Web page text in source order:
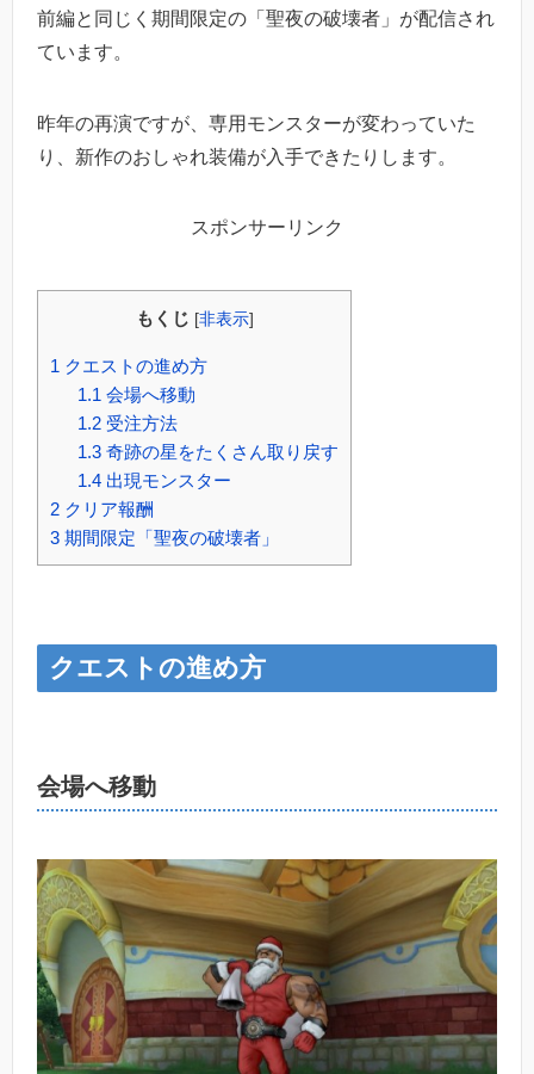
前編と同じく期間限定の「聖夜の破壊者」が配信され
ています。
昨年の再演ですが、専用モンスターが変わっていた
り、新作のおしゃれ装備が入手できたりします。
スポンサーリンク
もくじ [非表示]
1 クエストの進め方
1.1 会場へ移動
1.2受注方法
1.3奇跡の星をたくさん取り戻す
1.4出現モンスター
2 クリア報酬
3 期間限定「聖夜の破壊者」
クエストの進め方
会場へ移動